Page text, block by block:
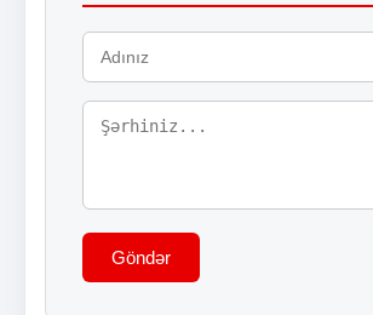
Göndər